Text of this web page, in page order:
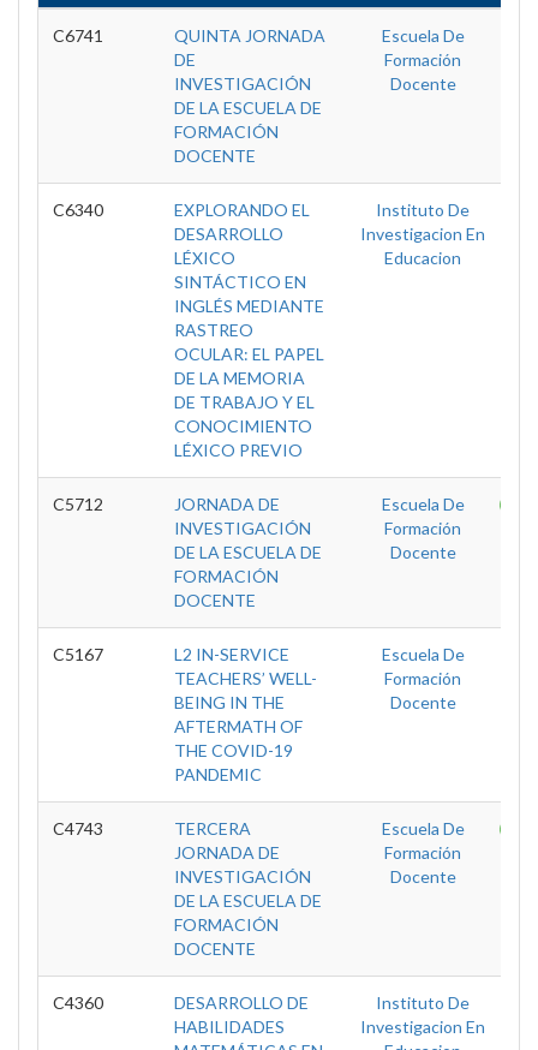
C6741
QUINTA JORNADA
DE
INVESTIGACIÓN
DE LA ESCUELA DE
FORMACIÓN
DOCENTE
Escuela De
Formación
Docente
C6340
EXPLORANDO EL
DESARROLLO
LÉXICO
SINTÁCTICO EN
INGLÉS MEDIANTE
RASTREO
OCULAR: EL PAPEL
DE LA MEMORIA
DE TRABAJO Y EL
CONOCIMIENTO
LÉXICO PREVIO
Instituto De
Investigacion En
Educacion
C5712
JORNADA DE
INVESTIGACIÓN
DE LA ESCUELA DE
FORMACIÓN
DOCENTE
Escuela De
Formación
Docente
C5167
L2 IN-SERVICE
TEACHERS’ WELL-
BEING IN THE
AFTERMATH OF
THE COVID-19
PANDEMIC
Escuela De
Formación
Docente
C4743
TERCERA
JORNADA DE
INVESTIGACIÓN
DE LA ESCUELA DE
FORMACIÓN
DOCENTE
Escuela De
Formación
Docente
C4360
DESARROLLO DE
HABILIDADES
Instituto De
Investigacion En